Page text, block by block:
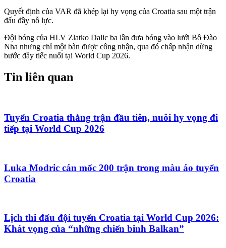
Quyết định của VAR đã khép lại hy vọng của Croatia sau một trận
đấu đầy nỗ lực.
Đội bóng của HLV Zlatko Dalic ba lần đưa bóng vào lưới Bồ Đào
Nha nhưng chỉ một bàn được công nhận, qua đó chấp nhận dừng
bước đầy tiếc nuối tại World Cup 2026.
Tin liên quan
Tuyển Croatia thắng trận đầu tiên, nuôi hy vọng đi
tiếp tại World Cup 2026
Luka Modric cán mốc 200 trận trong màu áo tuyển
Croatia
Lịch thi đấu đội tuyển Croatia tại World Cup 2026:
Khát vọng của “những chiến binh Balkan”